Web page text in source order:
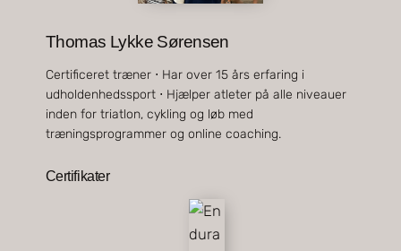
Thomas Lykke Sørensen
Certificeret træner ⋅ Har over 15 års erfaring i
udholdenhedssport ⋅ Hjælper atleter på alle niveauer
inden for triatlon, cykling og løb med
træningsprogrammer og online coaching.
Certifikater